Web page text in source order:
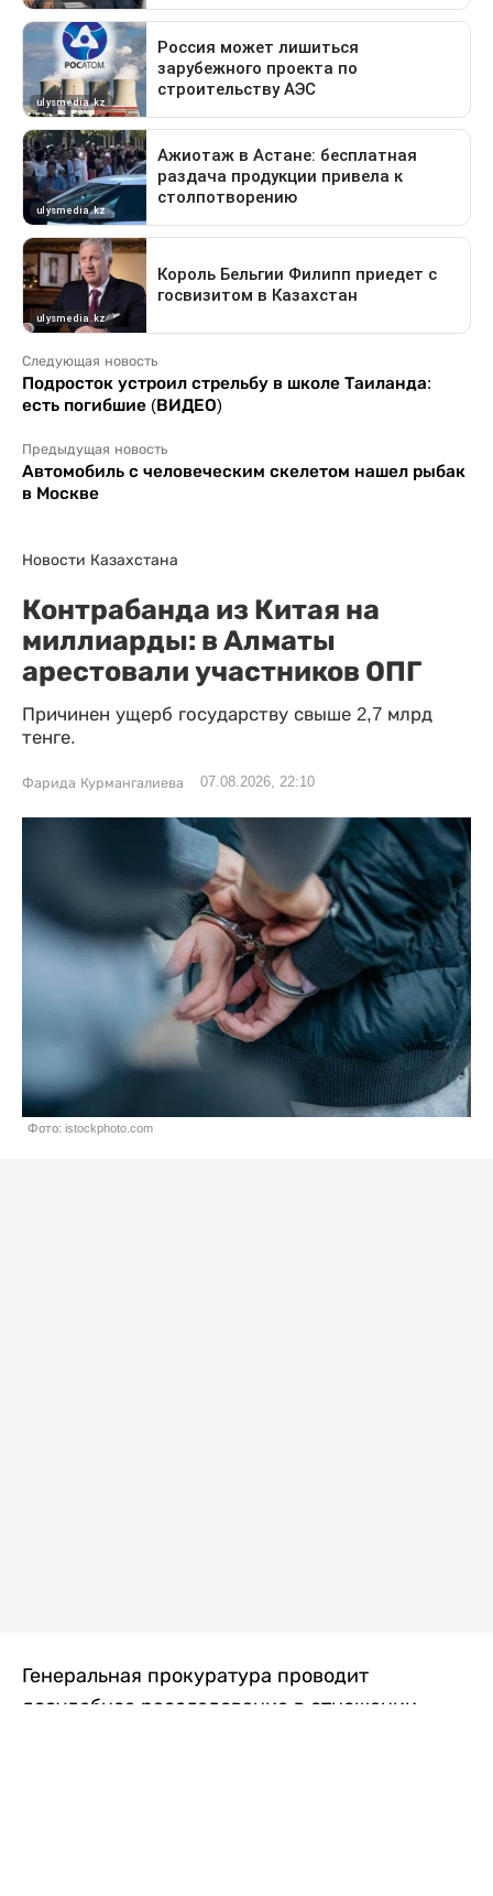
Следующая новость
Подросток устроил стрельбу в школе Таиланда:
есть погибшие (ВИДЕО)
Предыдущая новость
Автомобиль с человеческим скелетом нашел рыбак
в Москве
Новости Казахстана
Контрабанда из Китая на
миллиарды: в Алматы
арестовали участников ОПГ
Причинен ущерб государству свыше 2,7 млрд
тенге.
Фарида Курмангалиева 07.08.2026, 22:10
Фото: istockphoto.com
Генеральная прокуратура проводит
досудебное расследование в отношении